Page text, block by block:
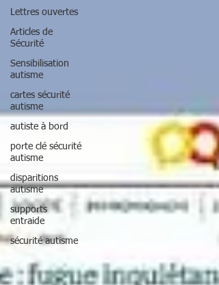
Lettres ouvertes
Articles de
Sécurité
Sensibilisation
autisme
cartes sécurité
autisme
autiste à bord
porte clé sécurité
autisme
disparitions
autisme
supports
entraide
sécurité autisme